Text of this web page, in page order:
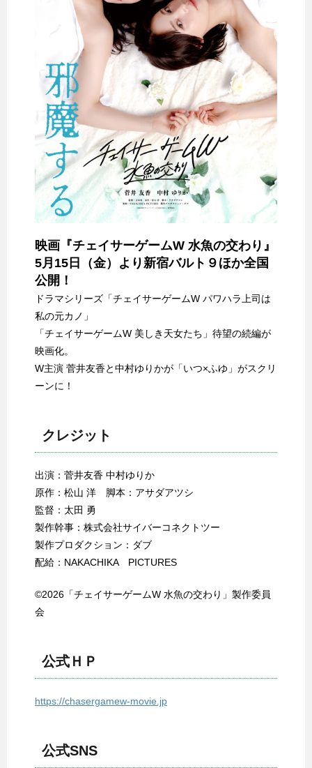
映画『チェイサーゲームW 水魚の交わり』
5月15日（金）より新宿バルト９ほか全国
公開！
ドラマシリーズ「チェイサーゲームW パワハラ上司は
私の元カノ」
「チェイサーゲームW 美しき天女たち」待望の続編が
映画化。
W主演 菅井友香と中村ゆりかが「いつ×ふゆ」がスクリ
ーンに！
クレジット
出演：菅井友香 中村ゆりか
原作：松山 洋 脚本：アサダアツシ
監督：太田 勇
製作幹事：株式会社サイバーコネクトツー
製作プロダクション：ダブ
配給：NAKACHIKA PICTURES
©2026「チェイサーゲームW 水魚の交わり」製作委員
会
公式ＨＰ
https://chasergamew-movie.jp
公式SNS